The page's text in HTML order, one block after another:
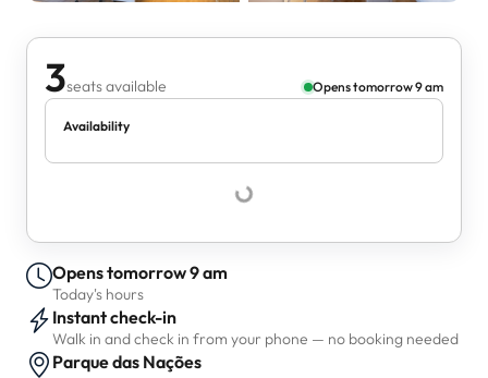
3seats available Opens tomorrow 9 am
Availability
Opens tomorrow 9 am
Today's hours
Instant check-in
Walk in and check in from your phone — no booking needed
Parque das Nações